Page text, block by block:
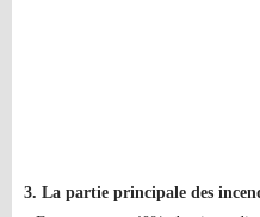
3. La partie principale des